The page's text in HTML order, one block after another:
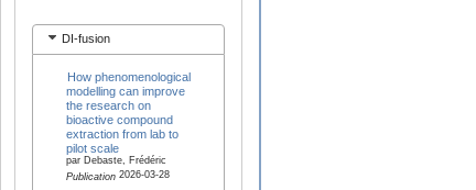
DI-fusion
How phenomenological
modelling can improve
the research on
bioactive compound
extraction from lab to
pilot scale
par Debaste, Frédéric
Publication2026-03-28